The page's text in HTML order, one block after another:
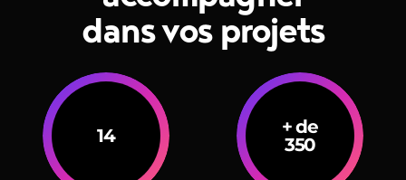
dans vos projets
17
+ de
350